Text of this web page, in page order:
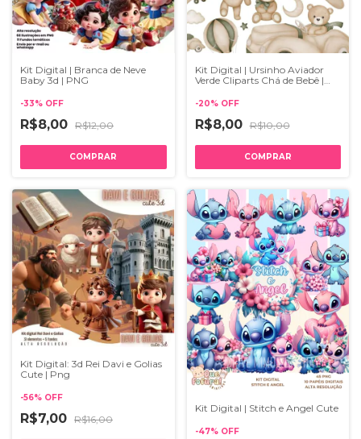
Kit Digital | Branca de Neve
Baby 3d | PNG
-33% OFF
R$8,00 R$12,00
Kit Digital | Ursinho Aviador
Verde Cliparts Chá de Bebê |
-20% OFF
R$8,00 R$10,00
Kit Digital: 3d Rei Davi e Golias
Cute | Png
-56% OFF
R$7,00 R$16,00
Kit Digital | Stitch e Angel Cute
-47% OFF